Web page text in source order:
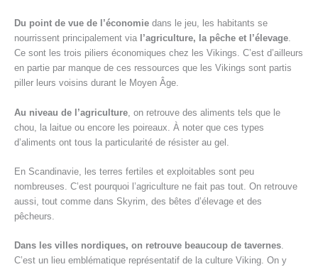
Du point de vue de l’économie dans le jeu, les habitants se
nourrissent principalement via l’agriculture, la pêche et l’élevage.
Ce sont les trois piliers économiques chez les Vikings. C’est d’ailleurs
en partie par manque de ces ressources que les Vikings sont partis
piller leurs voisins durant le Moyen Âge.
Au niveau de l’agriculture , on retrouve des aliments tels que le
chou, la laitue ou encore les poireaux. À noter que ces types
d’aliments ont tous la particularité de résister au gel.
En Scandinavie, les terres fertiles et exploitables sont peu
nombreuses. C’est pourquoi l’agriculture ne fait pas tout. On retrouve
aussi, tout comme dans Skyrim, des bêtes d’élevage et des
pêcheurs.
Dans les villes nordiques, on retrouve beaucoup de tavernes.
C’est un lieu emblématique représentatif de la culture Viking. On y